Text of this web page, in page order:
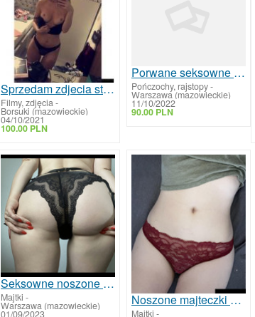
Sprzedam zdjecia stop i nagie zdjecia softy
Filmy, zdjęcia-
Borsuki (mazowieckie)
04/10/2021
100.00 PLN
Porwane seksowne pończochy
Pończochy, rajstopy-
Warszawa (mazowieckie)
11/10/2022
90.00 PLN
Seksowne noszone majtki
Majtki -
Warszawa (mazowieckie)
01/09/2023
Noszone majteczki od przyszłej studentki
Majtki -